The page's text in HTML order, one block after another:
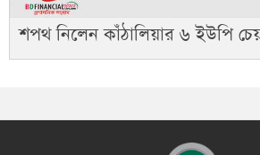
শপথ নিলেন কাঁঠালিয়ার ৬ ইউপি